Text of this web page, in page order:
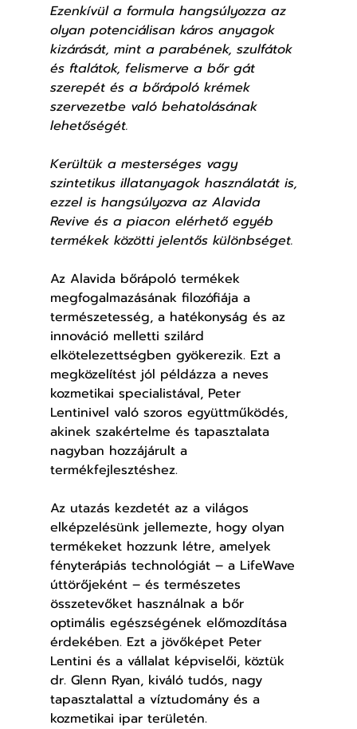
Ezenkívül a formula hangsúlyozza az
olyan potenciálisan káros anyagok
kizárását, mint a parabének, szulfátok
és ftalátok, felismerve a bőr gát
szerepét és a bőrápoló krémek
szervezetbe való behatolásának
lehetőségét.
Kerültük a mesterséges vagy
szintetikus illatanyagok használatát is,
ezzel is hangsúlyozva az Alavida
Revive és a piacon elérhető egyéb
termékek közötti jelentős különbséget.
Az Alavida bőrápoló termékek
megfogalmazásának filozófiája a
természetesség, a hatékonyság és az
innováció melletti szilárd
elkötelezettségben gyökerezik. Ezt a
megközelítést jól példázza a neves
kozmetikai specialistával, Peter
Lentinivel való szoros együttműködés,
akinek szakértelme és tapasztalata
nagyban hozzájárult a
termékfejlesztéshez.
Az utazás kezdetét az a világos
elképzelésünk jellemezte, hogy olyan
termékeket hozzunk létre, amelyek
fényterápiás technológiát – a LifeWave
úttörőjeként – és természetes
összetevőket használnak a bőr
optimális egészségének előmozdítása
érdekében. Ezt a jövőképet Peter
Lentini és a vállalat képviselői, köztük
dr. Glenn Ryan, kiváló tudós, nagy
tapasztalattal a víztudomány és a
kozmetikai ipar területén.